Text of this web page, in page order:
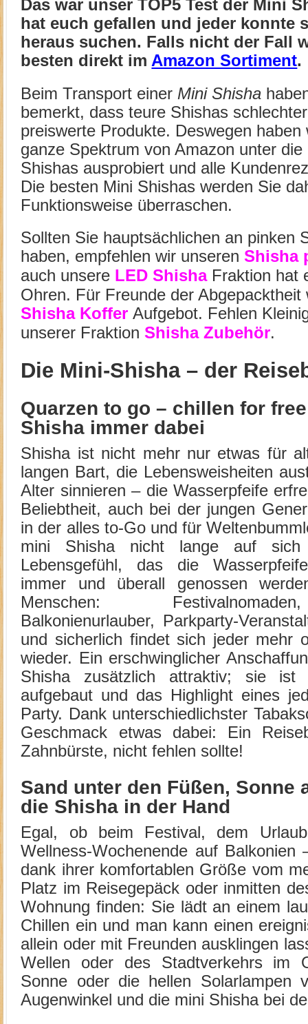
Das war unser TOP5 Test der Mini
hat euch gefallen und jeder konnte
heraus suchen. Falls nicht der Fall
besten direkt im Amazon Sortiment.
Beim Transport einer Mini Shisha
bemerkt, dass teure Shishas
preiswerte Produkte. Deswegen haben
ganze Spektrum von Amazon unter
Shishas ausprobiert und alle
Die besten Mini Shishas werden Sie
Funktionsweise überraschen.
Sollten Sie hauptsächlichen an pinken
haben, empfehlen wir unserenShisha
auch unsere LED ShishaFraktion hat
Ohren. Für Freunde der
Shisha Koffer Aufgebot. Fehlen
unserer FraktionShisha Zubehör.
Die Mini-Shisha – der
Quarzen to go – chillen for
Shisha immer dabei
Shisha ist nicht mehr nur etwas für
langen Bart, die Lebensweisheiten
Alter sinnieren – die Wasserpfeife
Beliebtheit, auch bei der jungen
in der alles ­to-Go und für
mini Shisha nicht lange auf sich
Lebensgefühl, das die
immer und überall genossen
Menschen:
Balkonienurlauber, Parkparty-
und sicherlich findet sich jeder mehr
wieder. Ein erschwinglicher
Shisha zusätzlich attraktiv; sie ist
aufgebaut und das Highlight eines
Party. Dank unterschiedlichster
Geschmack etwas dabei: Ein
Zahnbürste, nicht fehlen sollte!
Sand unter den Füßen, Sonne
die Shisha in der Hand
Egal, ob beim Festival, dem
Wellness-Wochenende auf
dank ihrer komfortablen Größe vom
Platz im Reisegepäck oder inmitten
Wohnung finden: Sie lädt an einem
Chillen ein und man kann einen
allein oder mit Freunden ausklingen
Wellen oder des Stadtverkehrs im
Sonne oder die hellen Solarlampen
Augenwinkel und die mini Shisha bei